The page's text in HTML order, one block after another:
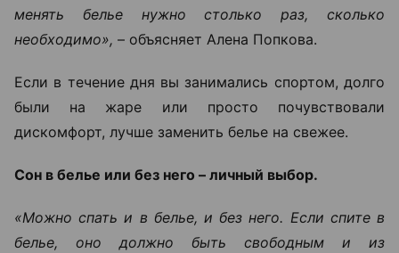
менять белье нужно столько раз, сколько
необходимо», – объясняет Алена Попкова.
Если в течение дня вы занимались спортом, долго
были на жаре или просто почувствовали
дискомфорт, лучше заменить белье на свежее.
Сон в белье или без него – личный выбор.
«Можно спать и в белье, и без него. Если спите в
белье, оно должно быть свободным и из